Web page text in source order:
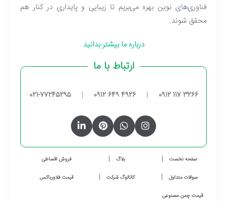
فناوری‌های نوین بهره می‌بریم تا زیبایی و پایداری در کنار هم
محقق شوند.
درباره ما بیشتر بدانید
ارتباط با ما
0912 117 3266
|
0912 649 4926
|
021-77245295
صفحه نخست بلاگ فروش اقساطی
سوالات متداول کاتالوگ شرکت قیمت فلاورباکس
قیمت چمن مصنوعی